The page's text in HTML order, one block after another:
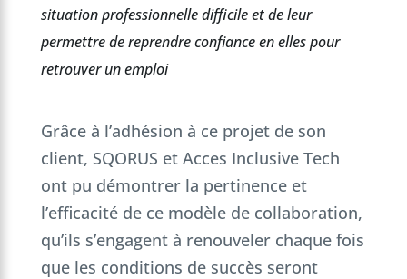
situation professionnelle difficile et de leur
permettre de reprendre confiance en elles pour
retrouver un emploi
Grâce à l’adhésion à ce projet de son
client, SQORUS et Acces Inclusive Tech
ont pu démontrer la pertinence et
l’efficacité de ce modèle de collaboration,
qu’ils s’engagent à renouveler chaque fois
que les conditions de succès seront